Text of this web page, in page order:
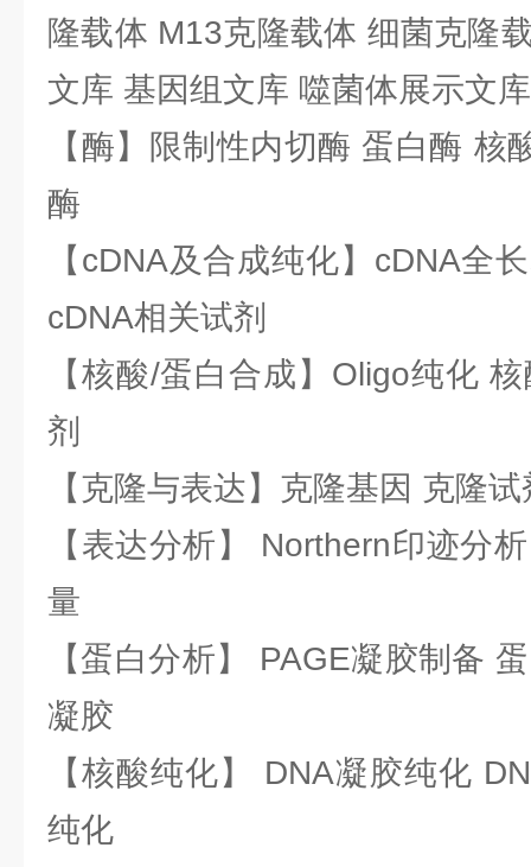
隆载体 M13克隆载体 细菌克隆
文库 基因组文库 噬菌体展示文库
【酶】限制性内切酶 蛋白酶 核
酶
【cDNA及合成纯化】cDNA全
cDNA相关试剂
【核酸/蛋白合成】Oligo纯化
剂
【克隆与表达】克隆基因 克隆
【表达分析】 Northern印迹分
量
【蛋白分析】 PAGE凝胶制备
凝胶
【核酸纯化】 DNA凝胶纯化
纯化